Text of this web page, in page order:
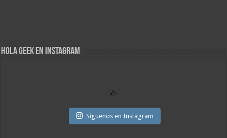
Hola Geek en Instagram
Síguenos en Instagram